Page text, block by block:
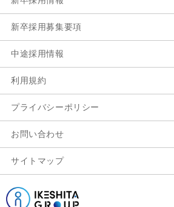
新卒採用募集要項
中途採用情報
利用規約
プライバシーポリシー
お問い合わせ
サイトマップ